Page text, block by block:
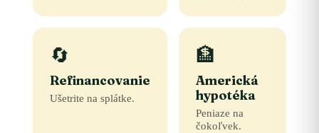
🔄
Refinancovanie
Ušetrite na splátke.
🏦
Americká
hypotéka
Peniaze na
čokoľvek.